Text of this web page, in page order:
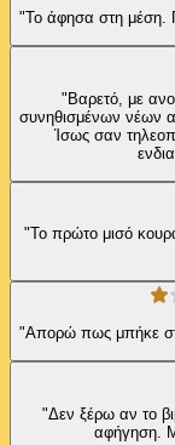
"Το άφησα στη μέση.
"Βαρετό, με
συνηθισμένων νέων
Ίσως σαν
"Το πρώτο μισό
"Απορώ πως μπήκε
"Δεν ξέρω αν το
αφήγηση.